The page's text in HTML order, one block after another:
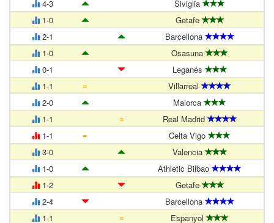
4-3
Siviglia
1-0
Getafe
2-1
Barcellona
1-0
Osasuna
0-1
Leganés
1-1
=
Villarreal
2-0
Maiorca
1-1
=
Real Madrid
1-1
=
Celta Vigo
3-0
Valencia
1-0
Athletic Bilbao
1-2
Getafe
2-4
Barcellona
1-1
= Espanyol